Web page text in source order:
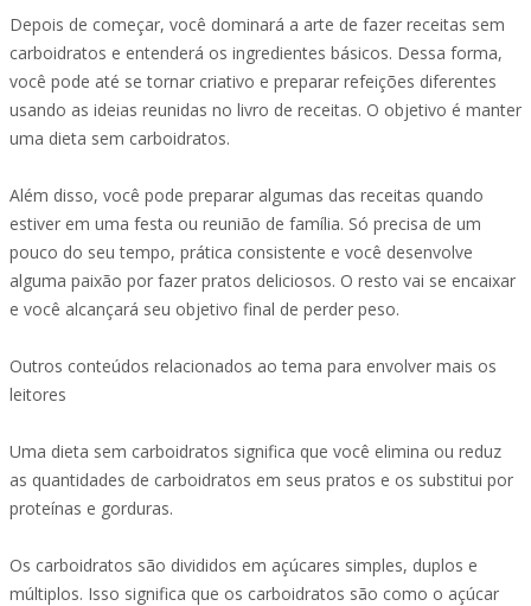
Depois de começar, você dominará a arte de fazer receitas sem
carboidratos e entenderá os ingredientes básicos. Dessa forma,
você pode até se tornar criativo e preparar refeições diferentes
usando as ideias reunidas no livro de receitas. O objetivo é manter
uma dieta sem carboidratos.
Além disso, você pode preparar algumas das receitas quando
estiver em uma festa ou reunião de família. Só precisa de um
pouco do seu tempo, prática consistente e você desenvolve
alguma paixão por fazer pratos deliciosos. O resto vai se encaixar
e você alcançará seu objetivo final de perder peso.
Outros conteúdos relacionados ao tema para envolver mais os
leitores
Uma dieta sem carboidratos significa que você elimina ou reduz
as quantidades de carboidratos em seus pratos e os substitui por
proteínas e gorduras.
Os carboidratos são divididos em açúcares simples, duplos e
múltiplos. Isso significa que os carboidratos são como o açúcar